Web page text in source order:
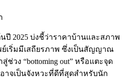
ปี 2025 บ่งชี้ว่าราคาบ้านและสภาพ
เริ่มมีเสถียรภาพ ซึ่งเป็นสัญญาณ
วง “bottoming out” หรือแตะจุด
าจเป็นจังหวะที่ดีที่สุดสำหรับนัก